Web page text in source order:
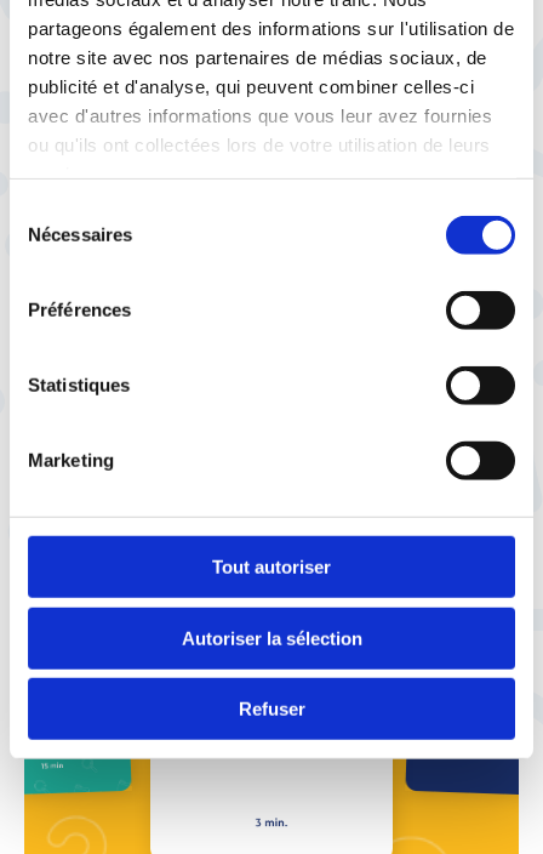
partageons également des informations sur l'utilisation de
notre site avec nos partenaires de médias sociaux, de
publicité et d'analyse, qui peuvent combiner celles-ci
avec d'autres informations que vous leur avez fournies
ou qu'ils ont collectées lors de votre utilisation de leurs
Nécessaires
Préférences
Statistiques
Marketing
Tout autoriser
Autoriser la sélection
Refuser
l'UCANSS, la CFTC signe un
accord d'entreprise pour
protéger les travailleurs